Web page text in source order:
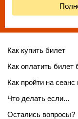
Как купить билет
Как оплатить билет
Как пройти на
Что делать если...
Остались вопросы?